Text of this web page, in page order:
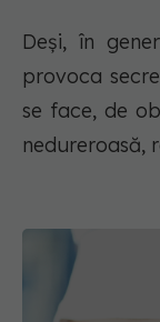
Deși, în
provoca
se face, de
nedureroasă,